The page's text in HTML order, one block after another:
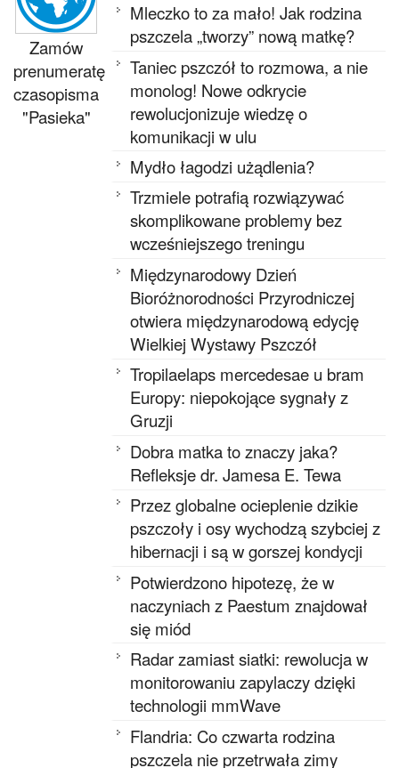
Zamów
prenumeratę
czasopisma
"Pasieka"
Mleczko to za mało! Jak rodzina
pszczela „tworzy” nową matkę?
Taniec pszczół to rozmowa, a nie
monolog! Nowe odkrycie
rewolucjonizuje wiedzę o
komunikacji w ulu
Mydło łagodzi użądlenia?
Trzmiele potrafią rozwiązywać
skomplikowane problemy bez
wcześniejszego treningu
Międzynarodowy Dzień
Bioróżnorodności Przyrodniczej
otwiera międzynarodową edycję
Wielkiej Wystawy Pszczół
Tropilaelaps mercedesae u bram
Europy: niepokojące sygnały z
Gruzji
Dobra matka to znaczy jaka?
Refleksje dr. Jamesa E. Tewa
Przez globalne ocieplenie dzikie
pszczoły i osy wychodzą szybciej z
hibernacji i są w gorszej kondycji
Potwierdzono hipotezę, że w
naczyniach z Paestum znajdował
się miód
Radar zamiast siatki: rewolucja w
monitorowaniu zapylaczy dzięki
technologii mmWave
Flandria: Co czwarta rodzina
pszczela nie przetrwała zimy